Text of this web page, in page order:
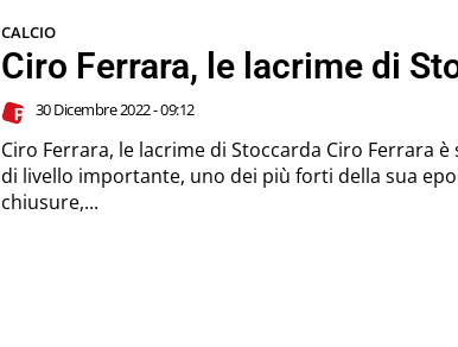
CALCIO
Ciro Ferrara, le lacrime di
30 Dicembre 2022 - 09:12
Ciro Ferrara, le lacrime di Stoccarda Ciro Ferrara è stato un difensore
di livello importante, uno dei più forti della sua
chiusure,...